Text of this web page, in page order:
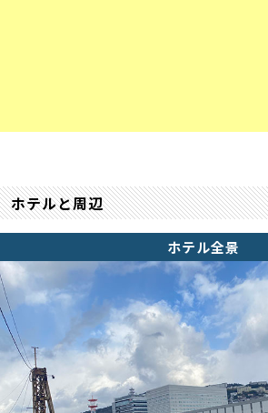
ホテルと周辺
ホテル全景